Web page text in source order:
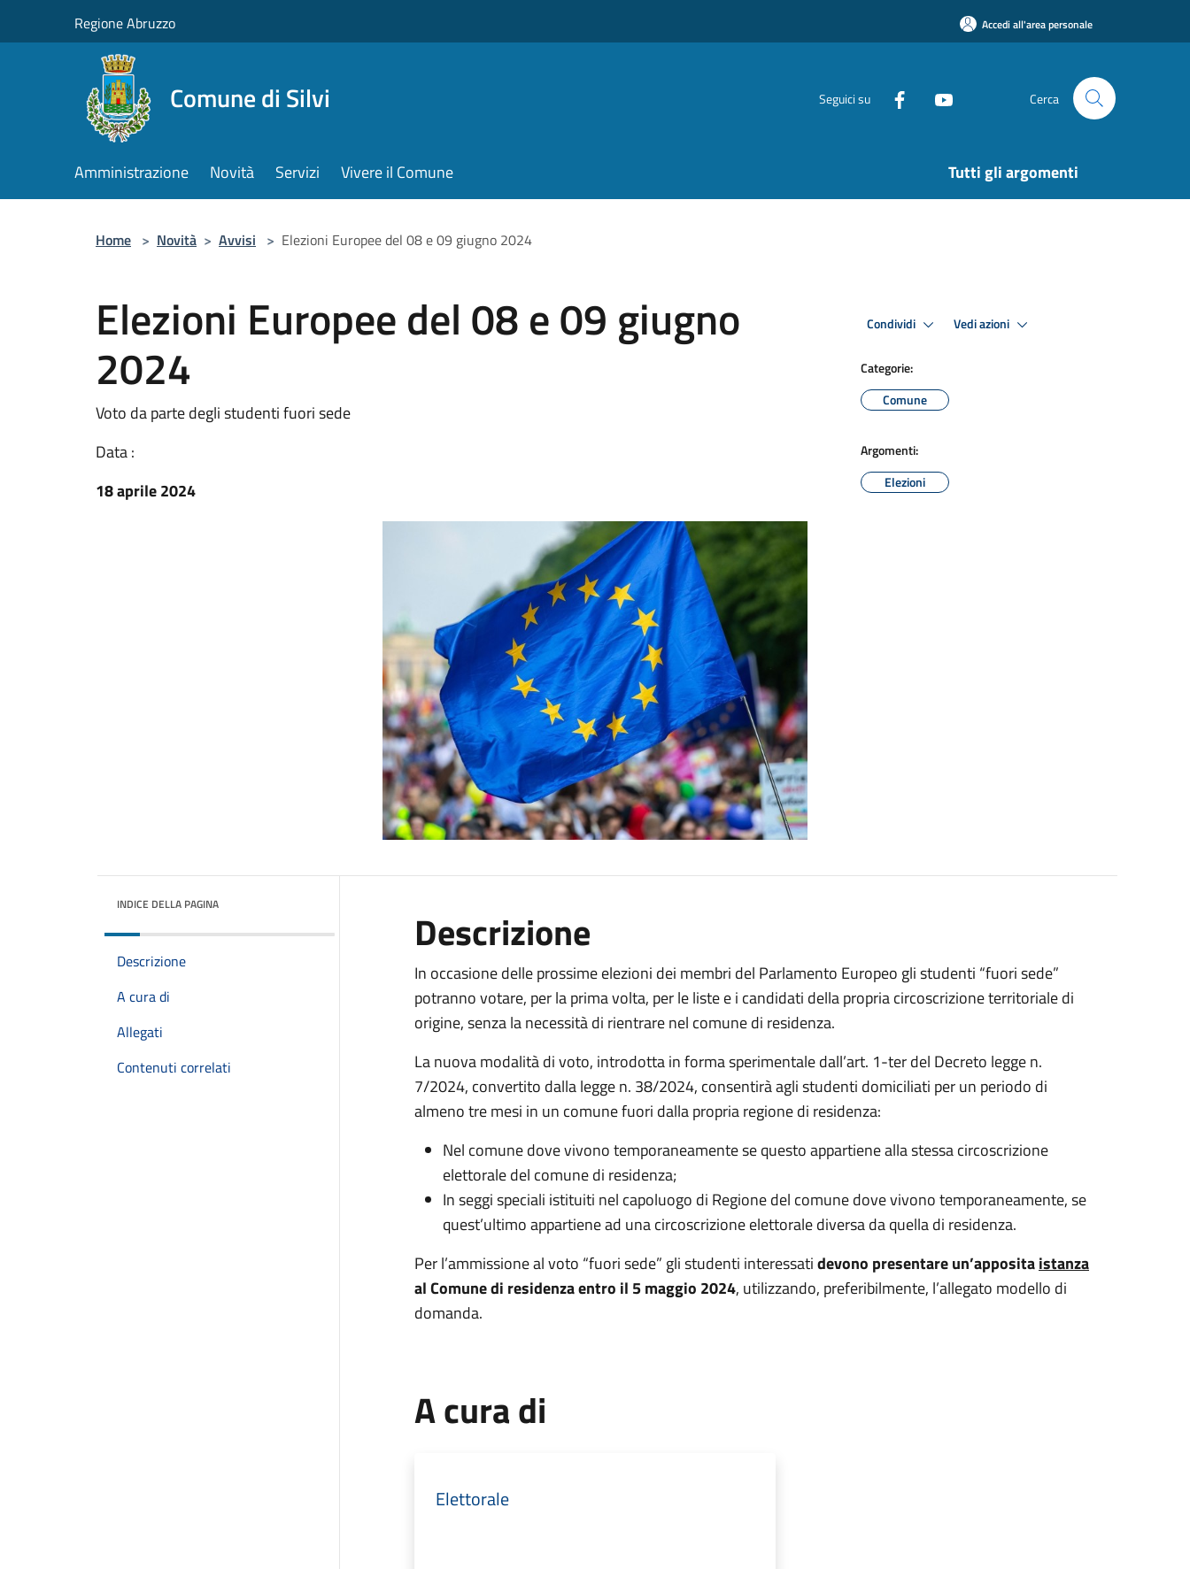
Regione Abruzzo Accedi all'area personale
Comune di Silvi Seguici su Cerca
Amministrazione Novità Servizi Vivere il Comune Tutti gli argomenti
Home > Novità > Avvisi > Elezioni Europee del 08 e 09 giugno 2024
Elezioni Europee del 08 e 09 giugno
2024
Voto da parte degli studenti fuori sede
Data :
18 aprile 2024
Condividi Vedi azioni
Categorie:
Comune
Argomenti:
Elezioni
INDICE DELLA PAGINA
Descrizione
A cura di
Allegati
Contenuti correlati
Descrizione
In occasione delle prossime elezioni dei membri del Parlamento Europeo gli studenti “fuori sede”
potranno votare, per la prima volta, per le liste e i candidati della propria circoscrizione territoriale di
origine, senza la necessità di rientrare nel comune di residenza.
La nuova modalità di voto, introdotta in forma sperimentale dall’art. 1-ter del Decreto legge n.
7/2024, convertito dalla legge n. 38/2024, consentirà agli studenti domiciliati per un periodo di
almeno tre mesi in un comune fuori dalla propria regione di residenza:
Nel comune dove vivono temporaneamente se questo appartiene alla stessa circoscrizione
elettorale del comune di residenza;
In seggi speciali istituiti nel capoluogo di Regione del comune dove vivono temporaneamente, se
quest’ultimo appartiene ad una circoscrizione elettorale diversa da quella di residenza.
Per l’ammissione al voto “fuori sede” gli studenti interessatidevono presentare un’appositaistanza
alComune di residenza entro il 5 maggio 2024, utilizzando, preferibilmente, l’allegato modello di
domanda.
A cura di
Elettorale